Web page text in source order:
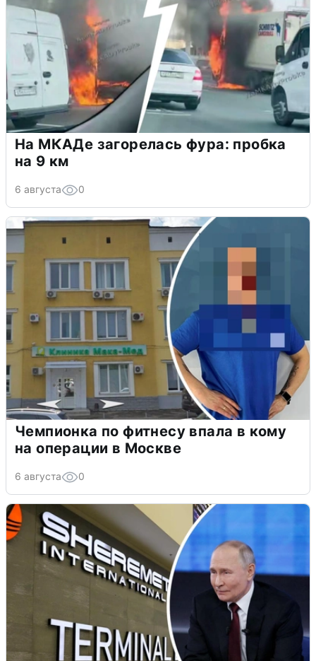
На МКАДе загорелась фура: пробка
на 9 км
6 августа 0
Чемпионка по фитнесу впала в кому
на операции в Москве
6 августа 0